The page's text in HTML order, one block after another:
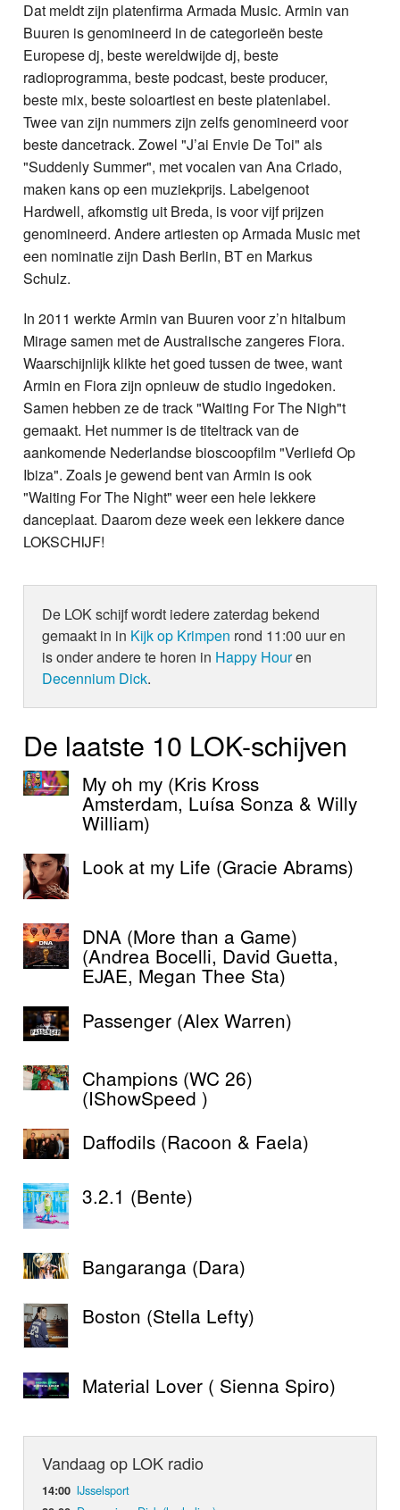
Dat meldt zijn platenfirma Armada Music. Armin van
Buuren is genomineerd in de categorieën beste
Europese dj, beste wereldwijde dj, beste
radioprogramma, beste podcast, beste producer,
beste mix, beste soloartiest en beste platenlabel.
Twee van zijn nummers zijn zelfs genomineerd voor
beste dancetrack. Zowel "J’ai Envie De Toi" als
"Suddenly Summer", met vocalen van Ana Criado,
maken kans op een muziekprijs. Labelgenoot
Hardwell, afkomstig uit Breda, is voor vijf prijzen
genomineerd. Andere artiesten op Armada Music met
een nominatie zijn Dash Berlin, BT en Markus
Schulz.
In 2011 werkte Armin van Buuren voor z’n hitalbum
Mirage samen met de Australische zangeres Fiora.
Waarschijnlijk klikte het goed tussen de twee, want
Armin en Fiora zijn opnieuw de studio ingedoken.
Samen hebben ze de track "Waiting For The Nigh"t
gemaakt. Het nummer is de titeltrack van de
aankomende Nederlandse bioscoopfilm "Verliefd Op
Ibiza". Zoals je gewend bent van Armin is ook
"Waiting For The Night" weer een hele lekkere
danceplaat. Daarom deze week een lekkere dance
LOKSCHIJF!
De LOK schijf wordt iedere zaterdag bekend
gemaakt in in Kijk op Krimpen rond 11:00 uur en
is onder andere te horen in Happy Houren
Decennium Dick.
De laatste 10 LOK-schijven
My oh my (Kris Kross
Amsterdam, Luísa Sonza & Willy
William)
Look at my Life (Gracie Abrams)
DNA (More than a Game)
(Andrea Bocelli, David Guetta,
EJAE, Megan Thee Sta)
Passenger (Alex Warren)
Champions (WC 26)
(IShowSpeed )
Daffodils (Racoon & Faela)
3.2.1 (Bente)
Bangaranga (Dara)
Boston (Stella Lefty)
Material Lover ( Sienna Spiro)
Vandaag op LOK radio
14:00 IJsselsport